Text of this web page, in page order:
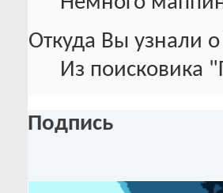
Откуда Вы узнали
Из поисковика
Подпись